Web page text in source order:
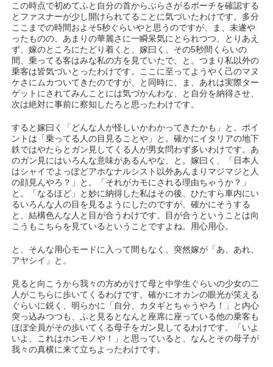
この時点で初めてふと自分の首からぶらさがるポーチを確認する
とファスナーが少し開けられてることに気づいたわけです。多分
ここまでの時間およそ5秒ぐらいやと思うのですが、ま、未遂や
ったものの、あまりの華麗さに一瞬呆気にとられつつ、とりあえ
ず、嫁のところにたどり着くと、嫁曰く、その5秒間くらいの
間、乗ってる客はみな私の方を見ていたで、と。つまり私以外の
乗客は皆気づいとったわけです。ここに至ってようやく己のマヌ
ケさにムカついてきたのですが、と同時に、ま、あれは実際ター
ゲットにされてみんことには気づかんわな、と自分を納得させ、
次は絶対に事前に察知したろと思ったわけです。
すると嫁曰く「どんな人が怪しいかわかってきたかも」と。ポイ
ントは「乗ってる人の目見ることや」と。確かにイタリアの地下
鉄ではやたらとガン見してくる人が男女問わず多いわけです。あ
のガン見にはいろんな意味があるんやな、と。嫁曰く、「日本人
はシャイでよっぽどアホなナルシスト以外あんまりマジマジと人
の顔見んやろ？」と。「それがカモにされる理由ちゃうか？」
と。「なるほど」と妙に納得した私はその後、ひたすら車内にい
るいろんな人の目を見るようにしたのですが、確かにそうする
と、結構色んな人と目が合うわけです。目が合うということは向
こうもこちらを見ているということですよね。用心用心。
と、そんな用心モードに入って間もなく、突然嫁が「あ、あれ、
アヤシイ」と。
見ると向こうから我々の方めがけて母と中学生ぐらいの少女の二
人がこちらに歩いてくるわけです。確かにオカンの眼光が笑える
ぐらいに鋭く、明らかに「自分、カタギとちゃうやろ！」と内心
突っ込みつつも、ふと見るとなんと座席に座っている他の乗客も
ほぼ全員がその歩いてくる母子をガン見してるわけです。「いよ
いよ、これはホンモノや！」と思っていると、なんとその母子が
我々の真横に来て立ちよったわけです。